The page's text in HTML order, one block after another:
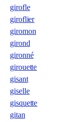
girofle
giroflier
giromon
girond
gironné
girouette
gisant
giselle
gisquette
gitan